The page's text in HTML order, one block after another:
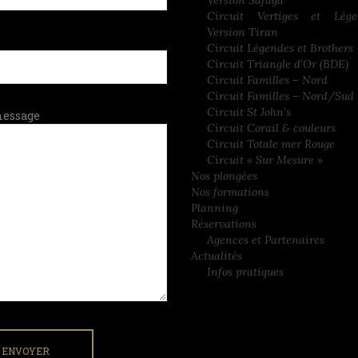
Circuit Vertiges et
Version Tiran
Circuit Légendes et Brothers
Circuit Triangle d’Or (BDE)
Circuit Familles – Nord
Circuit Familles – Nord/Sud
Circuit St John’s
Circuit Corail & couleurs
Circuit Totale mer Rouge
Circuit « Sur Mesure »
Nos plongées
Nos formations
Planning
Réservations
Agences et Partenaires
Actualités
Infos pratiques